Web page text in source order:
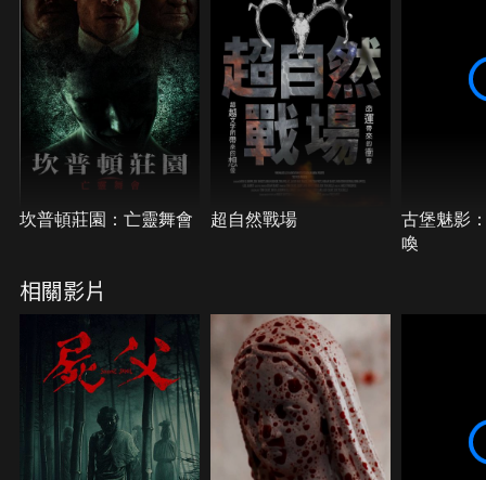
坎普頓莊園：亡靈舞會 超自然戰場
古堡魅影
喚
相關影片